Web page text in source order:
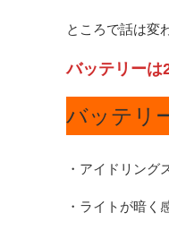
ところで話は変
バッテリーは
バッテリ
・アイドリング
・ライトが暗く